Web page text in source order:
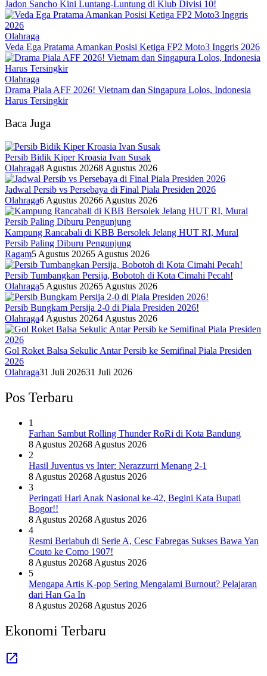
Jadon Sancho Kini Luntang-Luntung di Klub Divisi 10!
Olahraga
Veda Ega Pratama Amankan Posisi Ketiga FP2 Moto3 Inggris 2026
Olahraga
Drama Piala AFF 2026! Vietnam dan Singapura Lolos, Indonesia
Harus Tersingkir
Baca Juga
Persib Bidik Kiper Kroasia Ivan Susak
Olahraga8 Agustus 20268 Agustus 2026
Jadwal Persib vs Persebaya di Final Piala Presiden 2026
Olahraga6 Agustus 20266 Agustus 2026
Kampung Rancabali di KBB Bersolek Jelang HUT RI, Mural
Persib Paling Diburu Pengunjung
Ragam5 Agustus 20265 Agustus 2026
Persib Tumbangkan Persija, Bobotoh di Kota Cimahi Pecah!
Olahraga5 Agustus 20265 Agustus 2026
Persib Bungkam Persija 2-0 di Piala Presiden 2026!
Olahraga4 Agustus 20264 Agustus 2026
Gol Roket Balsa Sekulic Antar Persib ke Semifinal Piala Presiden
2026
Olahraga31 Juli 202631 Juli 2026
Pos Terbaru
1
Farhan Sambut Rolling Thunder RoRi di Kota Bandung
8 Agustus 20268 Agustus 2026
2
Hasil Juventus vs Inter: Nerazzurri Menang 2-1
8 Agustus 20268 Agustus 2026
3
Peringati Hari Anak Nasional ke-42, Begini Kata Bupati
Bogor!!
8 Agustus 20268 Agustus 2026
4
Resmi Berlabuh di Serie A, Cesc Fabregas Sukses Bawa Yan
Couto ke Como 1907!
8 Agustus 20268 Agustus 2026
5
Mengapa Artis K-pop Sering Mengalami Burnout? Pelajaran
dari Han Ga In
8 Agustus 20268 Agustus 2026
Ekonomi Terbaru